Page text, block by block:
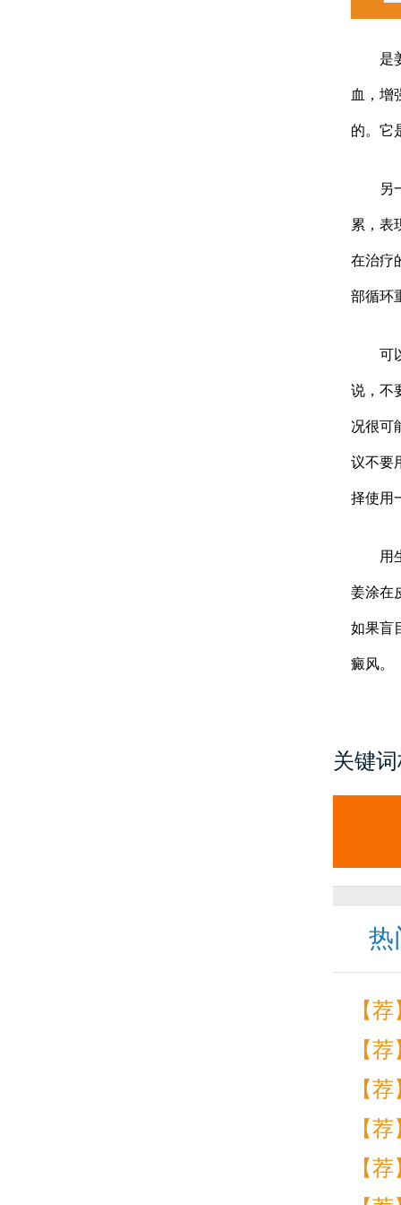
是姜
血，增
的。它
另一
累，表
在治疗
部循环
可以
说，不
况很可
议不要
择使用
用生
姜涂在
如果盲
癜风。
关键
热
【
【
【
【
【